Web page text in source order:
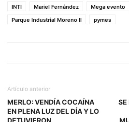
INTI
Mariel Fernández Mega evento
Parque Industrial Moreno II
pymes
Artículo anterior
MERLO: VENDÍA COCAÍNA
EN PLENA LUZ DEL DÍA Y LO
DETUVIERON
SE